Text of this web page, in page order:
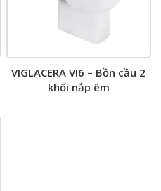
VIGLACERA VI6 – Bồn cầu 2
khối nắp êm